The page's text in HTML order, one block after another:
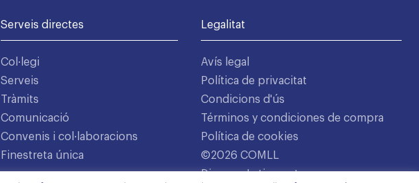
Serveis directes
Col·legi
Serveis
Tràmits
Comunicació
Convenis i col·laboracions
Finestreta única
Legalitat
Avís legal
Política de privacitat
Condicions d'ús
Términos y condiciones de compra
Política de cookies
©2026 COMLL
Disseny: Latipo.cat